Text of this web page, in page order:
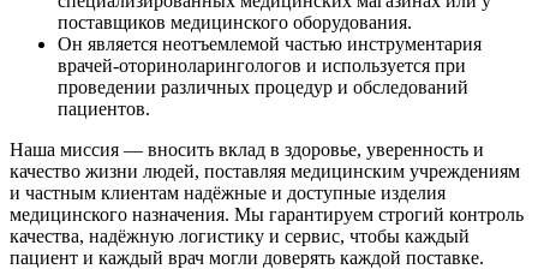
поставщиков медицинского оборудования.
Он является неотъемлемой частью инструментария
врачей-оториноларингологов и используется при
проведении различных процедур и обследований
пациентов.
Наша миссия — вносить вклад в здоровье, уверенность и
качество жизни людей, поставляя медицинским учреждениям
и частным клиентам надёжные и доступные изделия
медицинского назначения. Мы гарантируем строгий контроль
качества, надёжную логистику и сервис, чтобы каждый
пациент и каждый врач могли доверять каждой поставке.